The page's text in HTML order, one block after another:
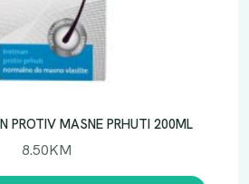
PROTIV MASNE PRHUTI 200ML
8.50KM